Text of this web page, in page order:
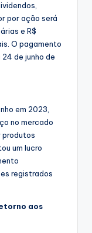
por ação será
e R$
O pagamento
de junho de
em 2023,
no mercado
produtos
um lucro
registrados
aos